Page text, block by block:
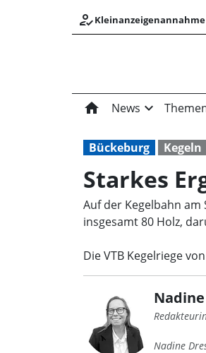
how_to_reg
home News expand_more
Bückeburg Kegeln
Starkes
Auf der Kegelbahn
insgesamt 80 Holz,
Die VTB Kegelriege
Nadine